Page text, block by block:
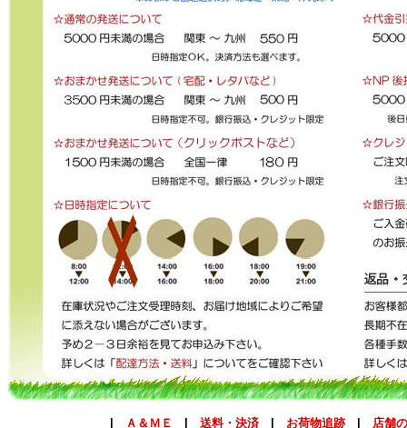
Ａ＆ＭＥ 送料・決済 お荷物追跡| 店舗